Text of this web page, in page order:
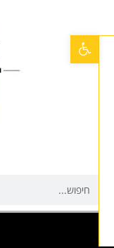
פתח סרגל נגישות